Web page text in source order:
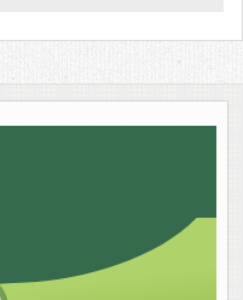
的優點為「結合許多元素及